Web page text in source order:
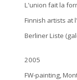
L'union fait la
Finnish artists at
Berliner Liste
2005
FW-painting,